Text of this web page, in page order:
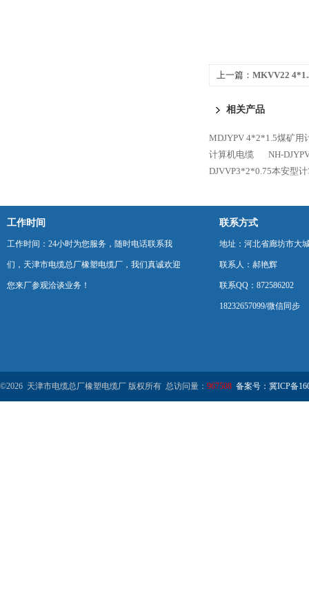
上一篇： MKVV22
相关产品
MDJYPV 4*2*1.5煤矿用
计算机电缆
NH-
DJVVP3*2*0.75本安型
工作时间
工作时间：24小时为您服务，随时电话联系我
们，天津市电缆总厂橡塑电缆厂，我们真诚欢迎
您来厂参观洽谈业务！
联系方式
地址：河北省廊坊市大
联系人：郝艳辉
联系QQ：872586202
18232657099/微信同步
©2026 天津市电缆总厂橡塑电缆厂 版权所有 总访问量： 967508 备案号：冀ICP备